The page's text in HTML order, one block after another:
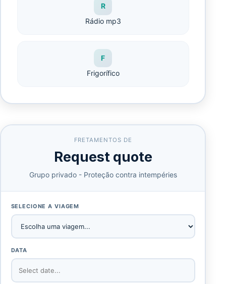
R
Rádio mp3
F
Frigorífico
FRETAMENTOS DE
Request quote
Grupo privado - Proteção contra intempéries
SELECIONE A VIAGEM
DATA